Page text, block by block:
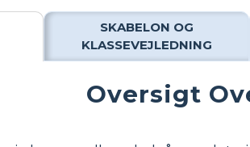
SKABELON OG
KLASSEVEJLEDNING
Oversigt